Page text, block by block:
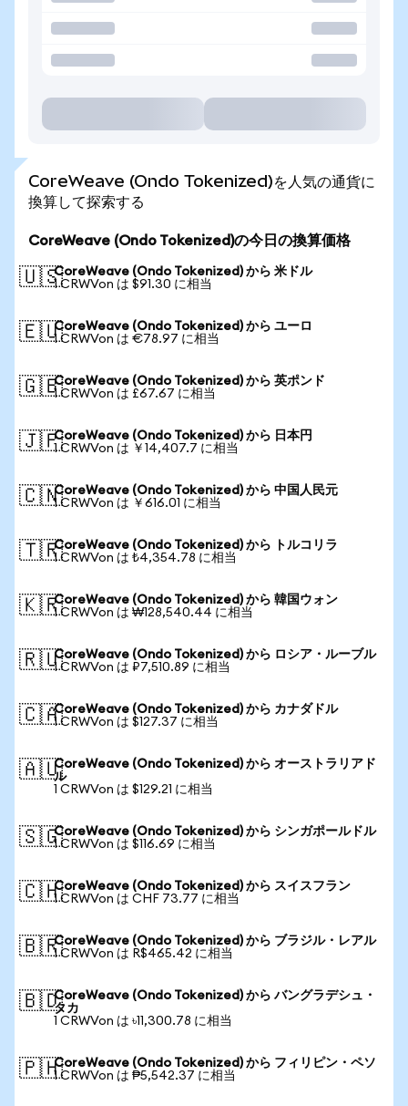
CoreWeave (Ondo Tokenized)を人気の通貨に
換算して探索する
CoreWeave (Ondo Tokenized)の今日の換算価格
🇺🇸CoreWeave (Ondo Tokenized) から 米ドル
1 CRWVon は $91.30 に相当
🇪🇺CoreWeave (Ondo Tokenized) から ユーロ
1 CRWVon は €78.97 に相当
🇬🇧CoreWeave (Ondo Tokenized) から 英ポンド
1 CRWVon は £67.67 に相当
🇯🇵CoreWeave (Ondo Tokenized) から 日本円
1 CRWVon は ￥14,407.7 に相当
🇨🇳CoreWeave (Ondo Tokenized) から 中国人民元
1 CRWVon は ￥616.01 に相当
🇹🇷CoreWeave (Ondo Tokenized) から トルコリラ
1 CRWVon は ₺4,354.78 に相当
🇰🇷CoreWeave (Ondo Tokenized) から 韓国ウォン
1 CRWVon は ₩128,540.44 に相当
🇷🇺CoreWeave (Ondo Tokenized) から ロシア・ルーブル
1 CRWVon は ₽7,510.89 に相当
🇨🇦CoreWeave (Ondo Tokenized) から カナダドル
1 CRWVon は $127.37 に相当
🇦🇺CoreWeave (Ondo Tokenized) から オーストラリアド
ル
1 CRWVon は $129.21 に相当
🇸🇬CoreWeave (Ondo Tokenized) から シンガポールドル
1 CRWVon は $116.69 に相当
🇨🇭CoreWeave (Ondo Tokenized) から スイスフラン
1 CRWVon は CHF 73.77 に相当
🇧🇷CoreWeave (Ondo Tokenized) から ブラジル・レアル
1 CRWVon は R$465.42 に相当
🇧🇩CoreWeave (Ondo Tokenized) から バングラデシュ・
タカ
1 CRWVon は ৳11,300.78 に相当
🇵🇭CoreWeave (Ondo Tokenized) から フィリピン・ペソ
1 CRWVon は ₱5,542.37 に相当